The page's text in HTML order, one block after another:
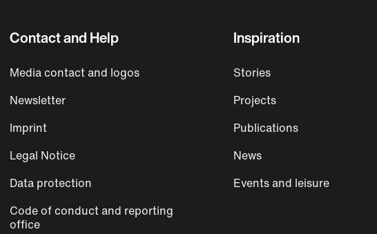
Contact and Help
Media contact and logos
Newsletter
Imprint
Legal Notice
Data protection
Code of conduct and reporting
office
Inspiration
Stories
Projects
Publications
News
Events and leisure